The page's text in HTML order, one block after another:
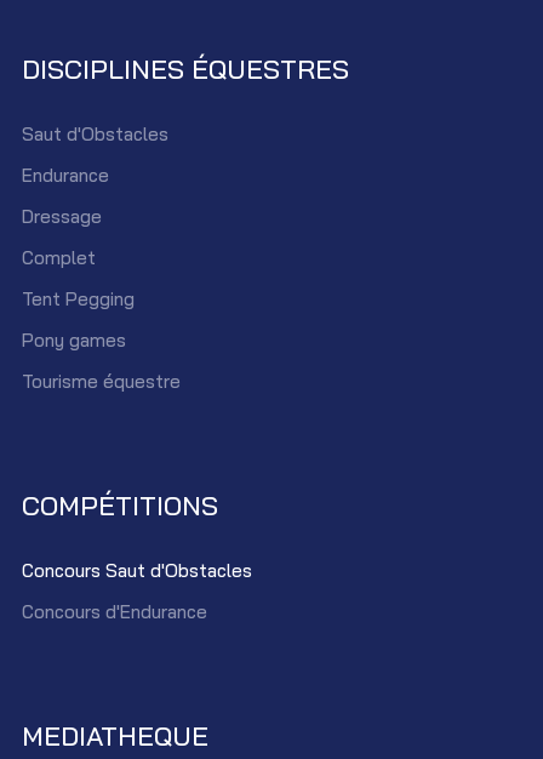
DISCIPLINES ÉQUESTRES
Saut d'Obstacles
Endurance
Dressage
Complet
Tent Pegging
Pony games
Tourisme équestre
COMPÉTITIONS
Concours Saut d'Obstacles
Concours d'Endurance
MEDIATHEQUE